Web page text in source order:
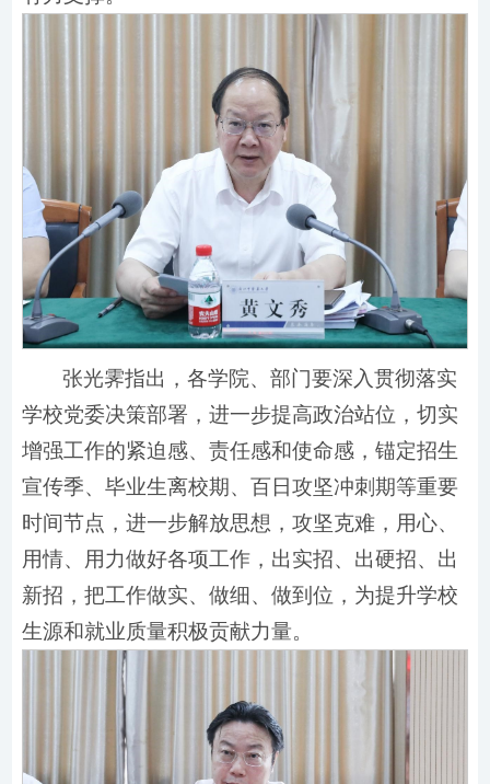
张光霁指出，各学院、部门要深入贯彻落实
学校党委决策部署，进一步提高政治站位，切实
增强工作的紧迫感、责任感和使命感，锚定招生
宣传季、毕业生离校期、百日攻坚冲刺期等重要
时间节点，进一步解放思想，攻坚克难，用心、
用情、用力做好各项工作，出实招、出硬招、出
新招，把工作做实、做细、做到位，为提升学校
生源和就业质量积极贡献力量。